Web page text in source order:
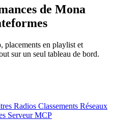
de Mona
placements en playlist et
sur un seul tableau de bord.
Radios Classements Réseaux
Serveur MCP